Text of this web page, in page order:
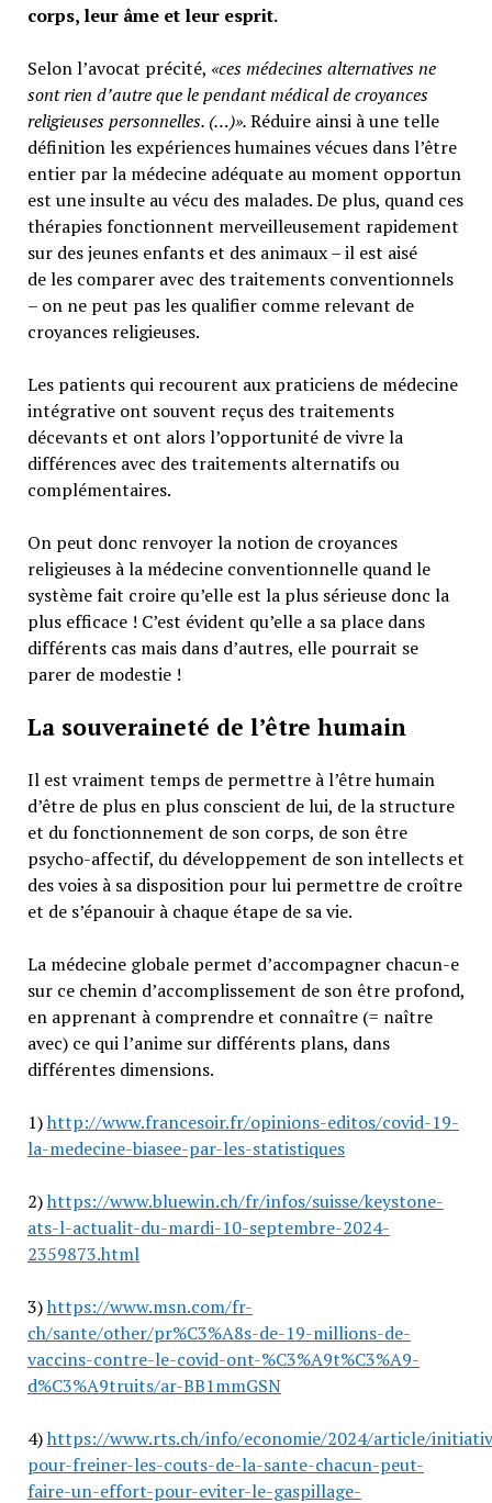
corps, leur âme et leur esprit.
Selon l’avocat précité, «ces médecines alternatives ne
sont rien d’autre que le pendant médical de croyances
religieuses personnelles. (…)».Réduire ainsi à une telle
définition les expériences humaines vécues dans l’être
entier par la médecine adéquate au moment opportun
est une insulte au vécu des malades. De plus, quand ces
thérapies fonctionnent merveilleusement rapidement
sur des jeunes enfants et des animaux – il est aisé
de les comparer avec des traitements conventionnels
– on ne peut pas les qualifier comme relevant de
croyances religieuses.
Les patients qui recourent aux praticiens de médecine
intégrative ont souvent reçus des traitements
décevants et ont alors l’opportunité de vivre la
différences avec des traitements alternatifs ou
complémentaires.
On peut donc renvoyer la notion de croyances
religieuses à la médecine conventionnelle quand le
système fait croire qu’elle est la plus sérieuse donc la
plus efficace ! C’est évident qu’elle a sa place dans
différents cas mais dans d’autres, elle pourrait se
parer de modestie !
La souveraineté de l’être humain
Il est vraiment temps de permettre à l’être humain
d’être de plus en plus conscient de lui, de la structure
et du fonctionnement de son corps, de son être
psycho-affectif, du développement de son intellects et
des voies à sa disposition pour lui permettre de croître
et de s’épanouir à chaque étape de sa vie.
La médecine globale permet d’accompagner chacun-e
sur ce chemin d’accomplissement de son être profond,
en apprenant à comprendre et connaître (= naître
avec) ce qui l’anime sur différents plans, dans
différentes dimensions.
1)http://www.francesoir.fr/opinions-editos/covid-19-
la-medecine-biasee-par-les-statistiques
2)https://www.bluewin.ch/fr/infos/suisse/keystone-
ats-l-actualit-du-mardi-10-septembre-2024-
2359873.html
3)https://www.msn.com/fr-
ch/sante/other/pr%C3%A8s-de-19-millions-de-
vaccins-contre-le-covid-ont-%C3%A9t%C3%A9-
d%C3%A9truits/ar-BB1mmGSN
4)https://www.rts.ch/info/economie/2024/article/
pour-freiner-les-couts-de-la-sante-chacun-peut-
faire-un-effort-pour-eviter-le-gaspillage-